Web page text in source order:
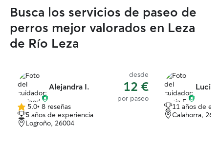
Busca los servicios de paseo de
perros mejor valorados en Leza
de Río Leza
Alejandra I.
desde
12 €
por paseo
5.0
de
5
5.0• 8 reseñas
5 años de experiencia
Logroño, 26004
Lucia
11 años de
Calahorra,